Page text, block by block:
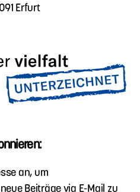
Erfurt
an, um
Beiträge via E-Mail zu